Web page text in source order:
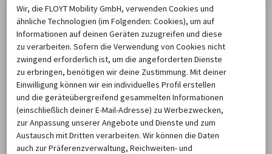
Kleinbus mieten Lörrach
Wenn Sie einen Kleinbus mieten in Lörrach, befinden Sie
sich am südlichen Rand des Schwarzwalds, direkt an der
Schweizer Grenze. Zürich ist 90 Kilometer entfernt,
Mülhausen in Frankreich 49 Kilometer. Möchten Sie für
einen Besuch der Schweiz oder Frankreichs einen
Kleinbus mieten in Lörrach, müssen Sie vorher beim
Autoverleih anfragen. Die überwiegende Zahl der Firmen
Wir, die FLOYT Mobility GmbH, verwenden Cookies und
ähnliche Technologien (im Folgenden: Cookies), um auf
Informationen auf deinen Geräten zuzugreifen und diese
zu verarbeiten. Sofern die Verwendung von Cookies nicht
zwingend erforderlich ist, um die angeforderten Dienste
zu erbringen, benötigen wir deine Zustimmung. Mit deiner
Einwilligung können wir ein individuelles Profil erstellen
und die geräteübergreifend gesammelten Informationen
(einschließlich deiner E-Mail-Adresse) zu Werbezwecken,
zur Anpassung unserer Angebote und Dienste und zum
Austausch mit Dritten verarbeiten. Wir können die Daten
auch zur Präferenzverwaltung, Reichweiten- und